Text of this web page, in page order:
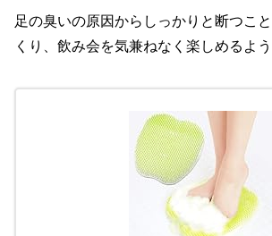
足の臭いの原因からしっかりと断つこ
くり、飲み会を気兼ねなく楽しめるよ